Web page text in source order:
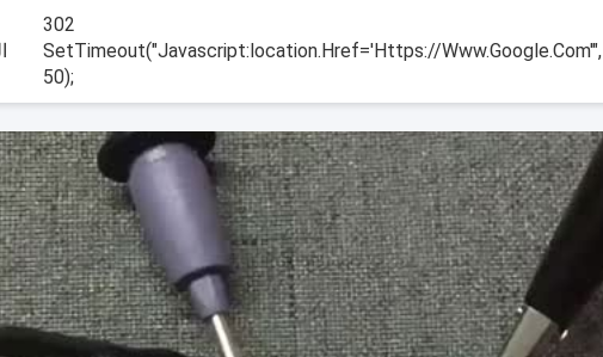
302
SetTimeout("javascript:location.href='https://www.google.com'",
50);